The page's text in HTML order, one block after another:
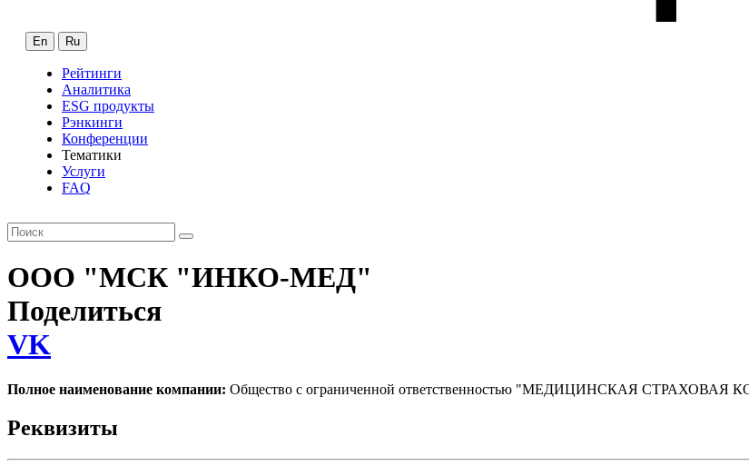
En Ru
Рейтинги
Аналитика
ESG продукты
Рэнкинги
Конференции
Тематики
Услуги
FAQ
ООО "МСК "ИНКО-МЕД"
Поделиться
VK
Полное наименование компании: Общество с ограниченной ответственностью "МЕДИЦИНСКАЯ
Реквизиты